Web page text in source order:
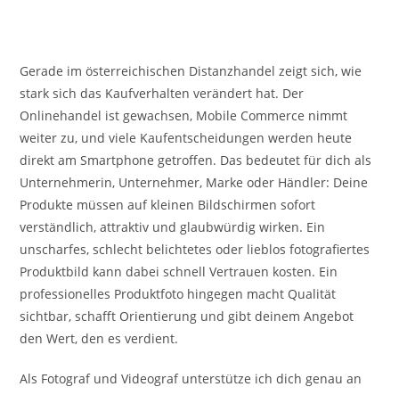
Gerade im österreichischen Distanzhandel zeigt sich, wie
stark sich das Kaufverhalten verändert hat. Der
Onlinehandel ist gewachsen, Mobile Commerce nimmt
weiter zu, und viele Kaufentscheidungen werden heute
direkt am Smartphone getroffen. Das bedeutet für dich als
Unternehmerin, Unternehmer, Marke oder Händler: Deine
Produkte müssen auf kleinen Bildschirmen sofort
verständlich, attraktiv und glaubwürdig wirken. Ein
unscharfes, schlecht belichtetes oder lieblos fotografiertes
Produktbild kann dabei schnell Vertrauen kosten. Ein
professionelles Produktfoto hingegen macht Qualität
sichtbar, schafft Orientierung und gibt deinem Angebot
den Wert, den es verdient.
Als Fotograf und Videograf unterstütze ich dich genau an